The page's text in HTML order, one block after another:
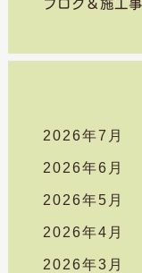
ブログ＆施工
2026年7月
2026年6月
2026年5月
2026年4月
2026年3月